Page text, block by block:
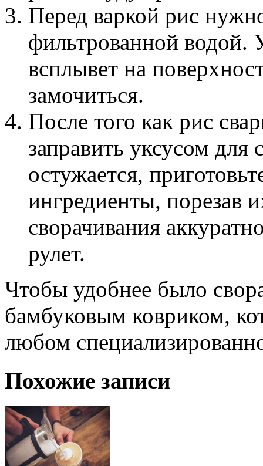
Перед варкой рис
фильтрованной водой.
всплывет на
замочиться.
После того как рис
заправить уксусом
остужается,
ингредиенты, порезав
сворачивания
рулет.
Чтобы удобнее было
бамбуковым ковриком,
любом
Похожие записи